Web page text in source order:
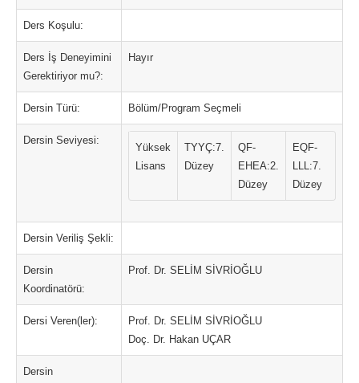
Ders Koşulu:
Ders İş Deneyimini
Gerektiriyor mu?:
Hayır
Dersin Türü: Bölüm/Program Seçmeli
Dersin Seviyesi:
Yüksek
Lisans
TYYÇ:7.
Düzey
QF-
EHEA:2.
Düzey
EQF-
LLL:7.
Düzey
Dersin Veriliş Şekli:
Dersin
Koordinatörü:
Prof. Dr. SELİM SİVRİOĞLU
Dersi Veren(ler):
Prof. Dr. SELİM SİVRİOĞLU
Doç. Dr. Hakan UÇAR
Dersin